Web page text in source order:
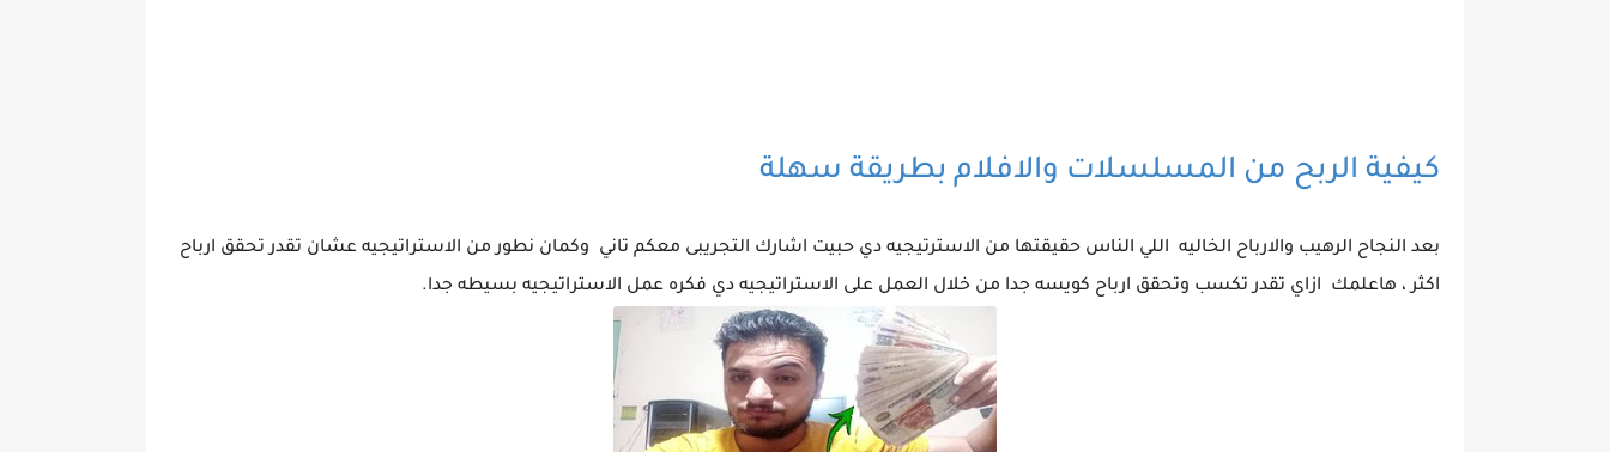
كيفية الربح من المسلسلات والافلام بطريقة سهلة
بعد النجاح الرهيب والارباح الخاليه اللي الناس حقيقتها من الاسترتيجيه دي حبيت اشارك التجريبى معكم تاني وكمان نطور من الاستراتيجيه عشان تقدر تحقق ارباح
اكثر ، هاعلمك ازاي تقدر تكسب وتحقق ارباح كويسه جدا من خلال العمل على الاستراتيجيه دي فكره عمل الاستراتيجيه بسيطه جدا.